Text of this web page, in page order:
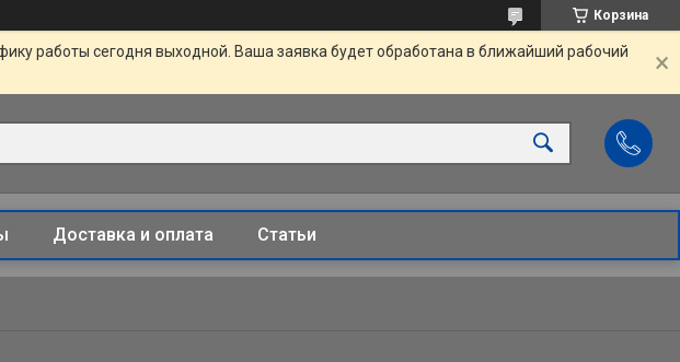
Корзина
работы сегодня выходной. Ваша заявка будет обработана в ближайший рабочий
Доставка и оплата Статьи